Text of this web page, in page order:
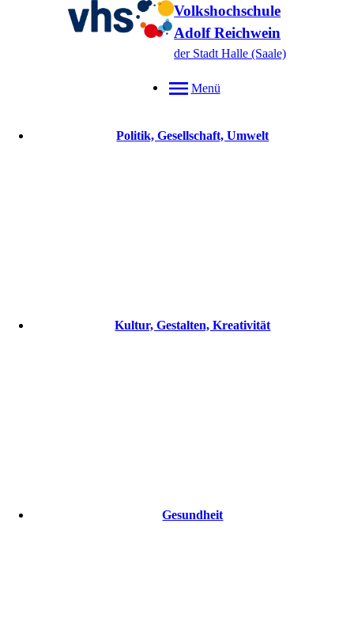
Volkshochschule
Adolf Reichwein
der Stadt Halle (Saale)
Menü
Politik, Gesellschaft, Umwelt
Kultur, Gestalten, Kreativität
Gesundheit